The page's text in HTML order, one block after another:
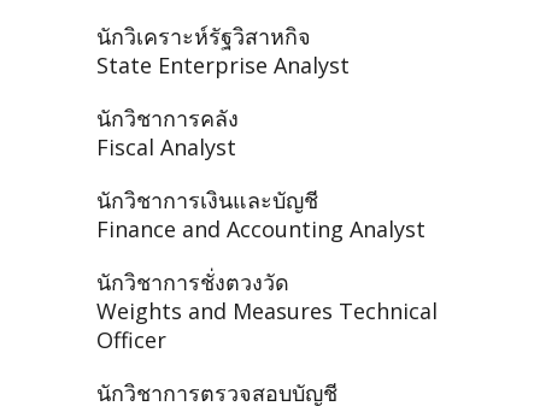
นักวิเคราะห์รัฐวิสาหกิจ
State Enterprise Analyst
นักวิชาการคลัง
Fiscal Analyst
นักวิชาการเงินและบัญชี
Finance and Accounting Analyst
นักวิชาการชั่งตวงวัด
Weights and Measures Technical
Officer
นักวิชาการตรวจสอบบัญชี